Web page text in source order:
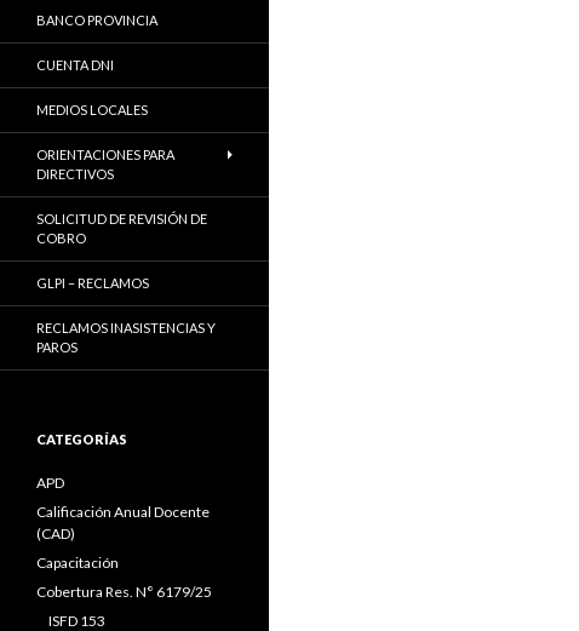
BANCO PROVINCIA
CUENTA DNI
MEDIOS LOCALES
ORIENTACIONES PARA
DIRECTIVOS
SOLICITUD DE REVISIÓN DE
COBRO
GLPI – RECLAMOS
RECLAMOS INASISTENCIAS Y
PAROS
CATEGORÍAS
APD
Calificación Anual Docente
(CAD)
Capacitación
Cobertura Res. N° 6179/25
ISFD 153